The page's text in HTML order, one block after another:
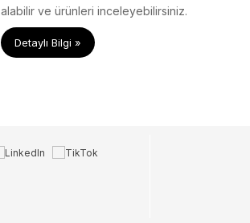
alabilir ve ürünleri inceleyebilirsiniz.
Detaylı Bilgi »